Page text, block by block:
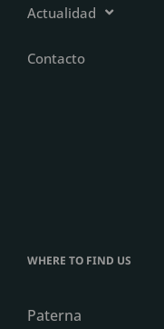
Actualidad
Contacto
WHERE TO FIND US
Paterna